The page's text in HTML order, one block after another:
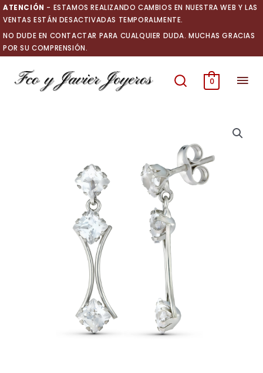
Ir
al
contenido
ATENCIÓN - ESTAMOS REALIZANDO CAMBIOS EN NUESTRA WEB Y LAS
VENTAS ESTÁN DESACTIVADAS TEMPORALMENTE.
NO DUDE EN CONTACTAR PARA CUALQUIER DUDA. MUCHAS GRACIAS
POR SU COMPRENSIÓN.
0